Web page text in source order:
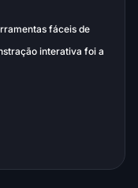
fáceis de
interativa foi a